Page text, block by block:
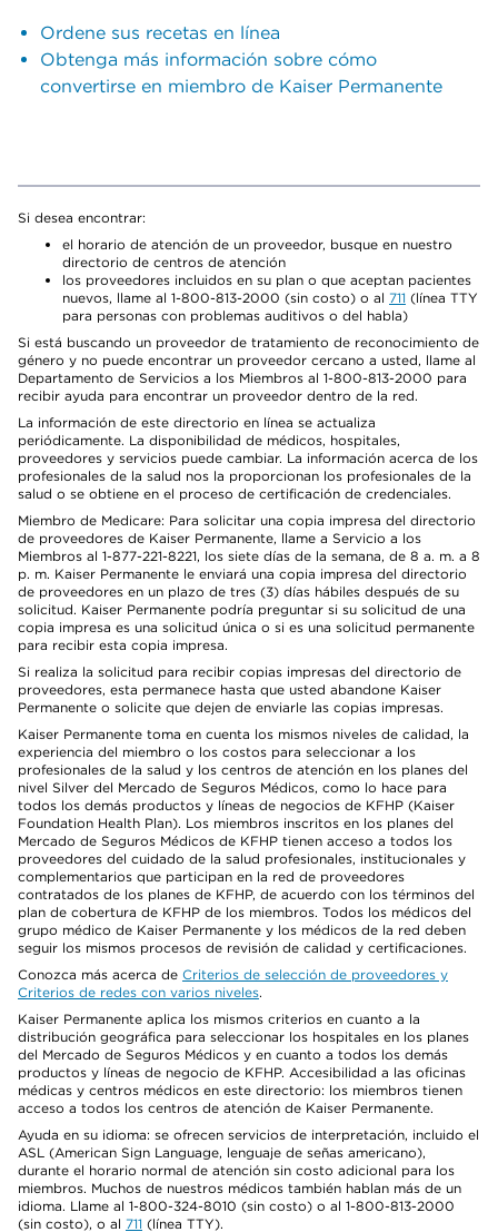
Ordene sus recetas en línea
Obtenga más información sobre cómo
convertirse en miembro de Kaiser Permanente
Si desea encontrar:
el horario de atención de un proveedor, busque en nuestro
directorio de centros de atención
los proveedores incluidos en su plan o que aceptan pacientes
nuevos, llame al 1-800-813-2000 (sin costo) o al 711 (línea TTY
para personas con problemas auditivos o del habla)
Si está buscando un proveedor de tratamiento de reconocimiento de
género y no puede encontrar un proveedor cercano a usted, llame al
Departamento de Servicios a los Miembros al 1-800-813-2000 para
recibir ayuda para encontrar un proveedor dentro de la red.
La información de este directorio en línea se actualiza
periódicamente. La disponibilidad de médicos, hospitales,
proveedores y servicios puede cambiar. La información acerca de los
profesionales de la salud nos la proporcionan los profesionales de la
salud o se obtiene en el proceso de certificación de credenciales.
Miembro de Medicare: Para solicitar una copia impresa del directorio
de proveedores de Kaiser Permanente, llame a Servicio a los
Miembros al 1-877-221-8221, los siete días de la semana, de 8 a. m. a 8
p. m. Kaiser Permanente le enviará una copia impresa del directorio
de proveedores en un plazo de tres (3) días hábiles después de su
solicitud. Kaiser Permanente podría preguntar si su solicitud de una
copia impresa es una solicitud única o si es una solicitud permanente
para recibir esta copia impresa.
Si realiza la solicitud para recibir copias impresas del directorio de
proveedores, esta permanece hasta que usted abandone Kaiser
Permanente o solicite que dejen de enviarle las copias impresas.
Kaiser Permanente toma en cuenta los mismos niveles de calidad, la
experiencia del miembro o los costos para seleccionar a los
profesionales de la salud y los centros de atención en los planes del
nivel Silver del Mercado de Seguros Médicos, como lo hace para
todos los demás productos y líneas de negocios de KFHP (Kaiser
Foundation Health Plan). Los miembros inscritos en los planes del
Mercado de Seguros Médicos de KFHP tienen acceso a todos los
proveedores del cuidado de la salud profesionales, institucionales y
complementarios que participan en la red de proveedores
contratados de los planes de KFHP, de acuerdo con los términos del
plan de cobertura de KFHP de los miembros. Todos los médicos del
grupo médico de Kaiser Permanente y los médicos de la red deben
seguir los mismos procesos de revisión de calidad y certificaciones.
Conozca más acerca de Criterios de selección de proveedores y
Criterios de redes con varios niveles.
Kaiser Permanente aplica los mismos criterios en cuanto a la
distribución geográfica para seleccionar los hospitales en los planes
del Mercado de Seguros Médicos y en cuanto a todos los demás
productos y líneas de negocio de KFHP. Accesibilidad a las oficinas
médicas y centros médicos en este directorio: los miembros tienen
acceso a todos los centros de atención de Kaiser Permanente.
Ayuda en su idioma: se ofrecen servicios de interpretación, incluido el
ASL (American Sign Language, lenguaje de señas americano),
durante el horario normal de atención sin costo adicional para los
miembros. Muchos de nuestros médicos también hablan más de un
idioma. Llame al 1-800-324-8010 (sin costo) o al 1-800-813-2000
(sin costo), o al 711 (línea TTY).